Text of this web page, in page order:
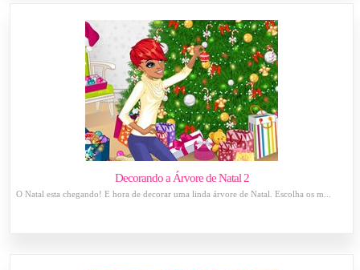
Decorando a Árvore de Natal 2
O Natal esta chegando! É hora de decorar uma linda árvore de Natal. Escolha os m...